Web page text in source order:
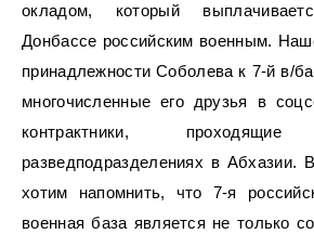
окладом, который
Донбассе российским военным.
принадлежности Соболева к 7-й в/
многочисленные его друзья в
контрактники,
разведподразделениях в Абхазии.
хотим напомнить, что 7-я
военная база является не только